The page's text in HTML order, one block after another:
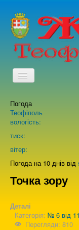
Погода
Теофіполь
вологість:
тиск:
вітер:
Погода на 10 днів від
Точка зору
Деталі
Категорія: № 6 від
Перегляди: 810